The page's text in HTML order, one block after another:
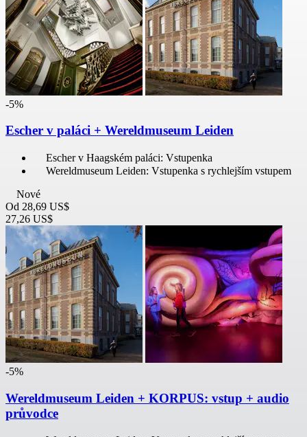
-5%
Escher v paláci + Wereldmuseum Leiden
Escher v Haagském paláci: Vstupenka
Wereldmuseum Leiden: Vstupenka s rychlejším vstupem
Nové
Od 28,69 US$
27,26 US$
-5%
Wereldmuseum Leiden + KORPUS: vstup + audio
průvodce